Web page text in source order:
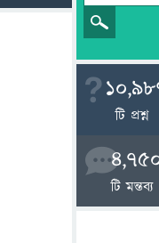
টি প্রশ্ন
টি মন্তব্য